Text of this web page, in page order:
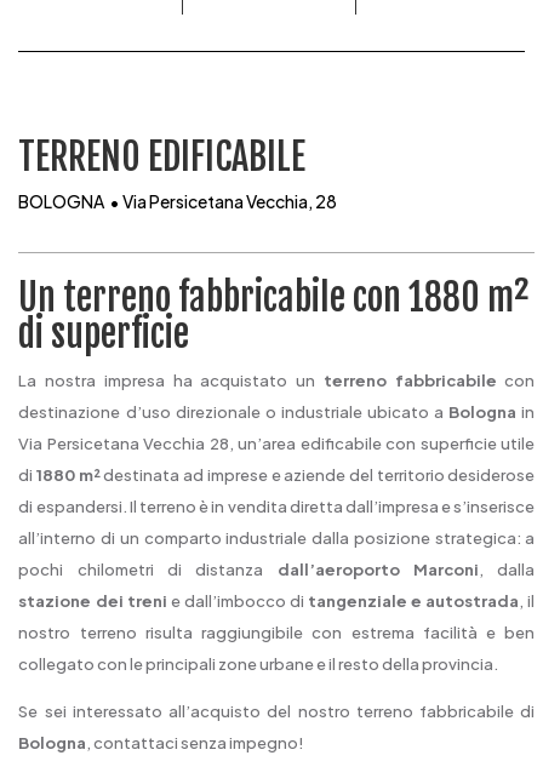
TERRENO EDIFICABILE
BOLOGNA • Via Persicetana Vecchia, 28
Un terreno fabbricabile con 1880 m²
di superficie
La nostra impresa ha acquistato un terreno fabbricabile con
destinazione d’uso direzionale o industriale ubicato a Bologna in
Via Persicetana Vecchia 28, un’area edificabile con superficie utile
di1880 m²destinata ad imprese e aziende del territorio desiderose
di espandersi. Il terreno è in vendita diretta dall’impresa e s’inserisce
all’interno di un comparto industriale dalla posizione strategica: a
pochi chilometri di distanza dall’aeroporto Marconi , dalla
stazione dei treni e dall’imbocco di tangenziale e autostrada , il
nostro terreno risulta raggiungibile con estrema facilità e ben
collegato con le principali zone urbane e il resto della provincia.
Se sei interessato all’acquisto del nostro terreno fabbricabile di
Bologna , contattaci senza impegno!